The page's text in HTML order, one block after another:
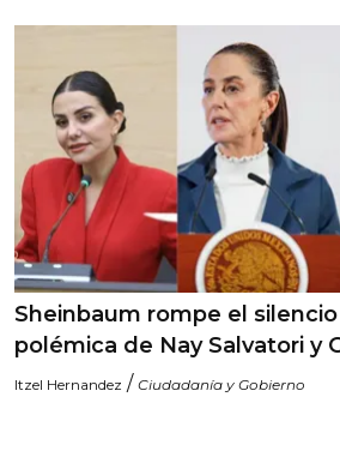
Sheinbaum rompe el
polémica de Nay Salvatori y
Itzel Hernandez / Ciudadanía y Gobierno